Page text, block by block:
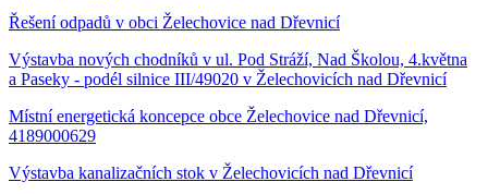
Řešení odpadů v obci Želechovice nad Dřevnicí
Výstavba nových chodníků v ul. Pod Stráží, Nad Školou, 4.května
a Paseky - podél silnice III/49020 v Želechovicích nad Dřevnicí
Místní energetická koncepce obce Želechovice nad Dřevnicí,
4189000629
Výstavba kanalizačních stok v Želechovicích nad Dřevnicí